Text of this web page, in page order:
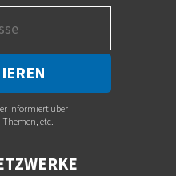
informiert über
Themen, etc.